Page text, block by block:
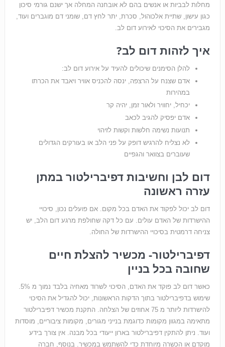
מחלות לבביות או אנשים בהם לא אובחנה המחלה אך ישנם גורמי סיכון
כגון עישון, שתיית אלכוהול, סכרת, יתר לחץ דם, שומני דם מוגברים ועוד,
מגבירים את הסיכוי לאירוע דום לב.
איך לזהות דום לב?
להלן הסימנים שיכולים להעיד על אירוע דום לב:
אדם שצנח על הרצפה, ינסה להכניס אוויר ויאבד את הכרתו
במהירות
יכחיל, יחוויר ולאור זמן, יהיה קר
אדם יפסיק להגיב לכאב
תנועות נשימה חלשות וקשות לזיהוי
לא נצליח להרגיש דופק על פני הלב או בעורקים הגדולים
שעוברים בצוואר והגפיים
דום לבן וחשיבות דפיברילטור במתן
עזרה ראשונה
דום לב יכול לפקוד את האדם בכל מקום. אם פועלים נכון, סיכויי
ההישרדות של האדם עולים. עם כל דקה שחולפת מרגע דום הלב, יש
צניחה דרמטית בסיכויי ההישרדות של החולה.
דפיברילטור- מכשיר להצלת חיים
שחובה בכל בניין
כאשר דום לב פוקד את האדם, הסיכוי לשרוד מאחיה בלבד נמוך מ 5%.
שימוש בדפיברילטור בתוך הדקות הראשונות, יכול להגדיל את הסיכוי
להישרדות ליותר מ 75 אחוזים של הצלחה. התקנת מכשיר דפיברילטור
מתאימה במגוון מקומות כדוגמת בנייני מגורים, מקומות ציבוריים, מוסדות
ועוד. ניתן להתקין דפיברילטור בארון ייעודי בכל מבנה. אין צורך בידע
מוקדם או הכשרה מיוחדת כדי להשתמש במכשיר. בנוסף, חברה